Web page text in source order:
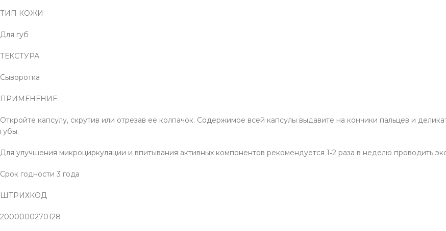
ТИП КОЖИ
Для губ
ТЕКСТУРА
Сыворотка
ПРИМЕНЕНИЕ
Откройте капсулу, скрутив или отрезав ее колпачок. Содержимое всей капсулы выдавите на кончики пальцев и
губы.
Для улучшения микроциркуляции и впитывания активных компонентов рекомендуется 1‑2 раза в неделю проводить
Срок годности 3 года
ШТРИХКОД
2000000270128